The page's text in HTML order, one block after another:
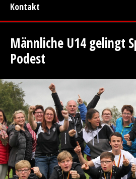
Kontakt
Männliche U14 gelingt
Podest